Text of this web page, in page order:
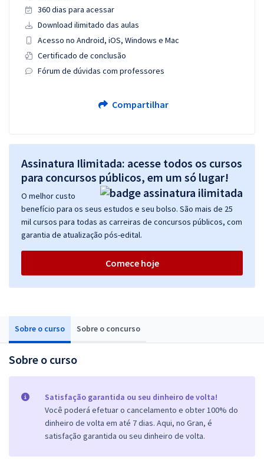
Sobre o curso Sobre o concurso
Sobre o curso
Satisfação garantida ou seu dinheiro de volta!
Você poderá efetuar o cancelamento e obter 100% do
dinheiro de volta em até 7 dias. Aqui, no Gran, é
satisfação garantida ou seu dinheiro de volta.
360 dias para acessar
Download ilimitado das aulas
Acesso no Android, iOS, Windows e Mac
Certificado de conclusão
Fórum de dúvidas com professores
Compartilhar
Assinatura Ilimitada: acesse todos os cursos
para concursos públicos, em um só lugar!
O melhor custo
benefício para os seus estudos e seu bolso. São mais de 25
mil cursos para todas as carreiras de concursos públicos, com
garantia de atualização pós-edital.
Comece hoje